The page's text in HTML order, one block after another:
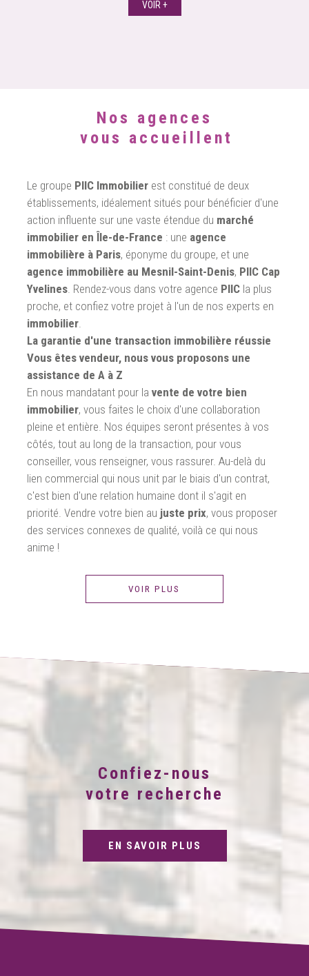
VOIR +
Nos agences
vous accueillent
Le groupe PIIC Immobilier est constitué de deux
établissements, idéalement situés pour bénéficier d'une
action influente sur une vaste étendue du marché
immobilier en Île-de-France : une agence
immobilière à Paris, éponyme du groupe, et une
agence immobilière au Mesnil-Saint-Denis, PIIC Cap
Yvelines. Rendez-vous dans votre agence PIIC la plus
proche, et confiez votre projet à l'un de nos experts en
immobilier.
La garantie d'une transaction immobilière réussie
Vous êtes vendeur, nous vous proposons une
assistance de A à Z
En nous mandatant pour la vente de votre bien
immobilier, vous faites le choix d'une collaboration
pleine et entière. Nos équipes seront présentes à vos
côtés, tout au long de la transaction, pour vous
conseiller, vous renseigner, vous rassurer. Au-delà du
lien commercial qui nous unit par le biais d'un contrat,
c'est bien d'une relation humaine dont il s'agit en
priorité. Vendre votre bien au juste prix, vous proposer
des services connexes de qualité, voilà ce qui nous
anime !
VOIR PLUS
Confiez-nous
votre recherche
EN SAVOIR PLUS